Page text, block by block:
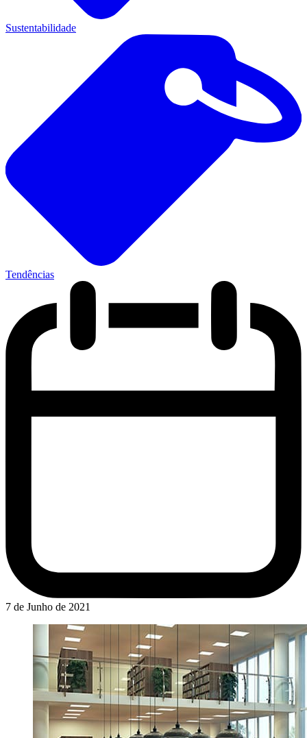
Sustentabilidade
Tendências
7 de Junho de 2021